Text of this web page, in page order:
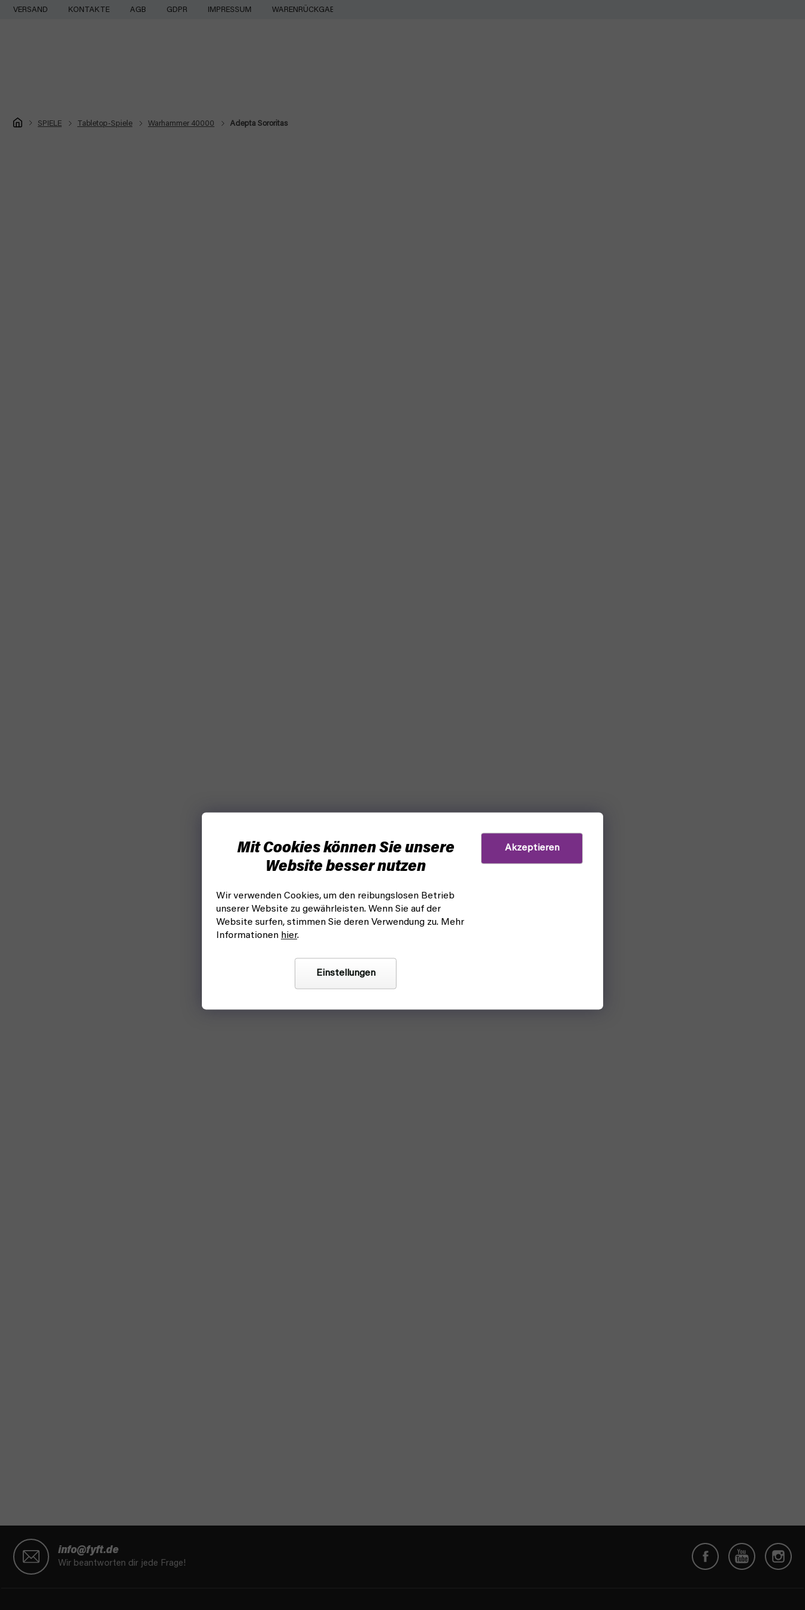
Mit Cookies können Sie unsere
Website besser nutzen
Wir verwenden Cookies, um den reibungslosen Betrieb
unserer Website zu gewährleisten. Wenn Sie auf der
Website surfen, stimmen Sie deren Verwendung zu. Mehr
Informationen hier.
Einstellungen
Akzeptieren
Zum
VERSAND KONTAKTE AGB GDPR IMPRESSUM WARENRÜCKGABE
Startseite
SPIELE Tabletop-Spiele Warhammer 40000 Adepta Sororitas
info@fyft.de
Wir beantworten dir jede Frage!